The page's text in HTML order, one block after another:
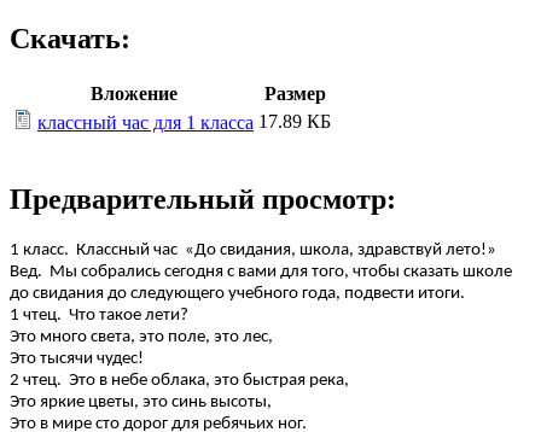
Скачать:
Вложение
Размер
классный час для 1 класса 17.89 КБ
Предварительный просмотр:
1 класс. Классный час «До свидания, школа, здравствуй лето!»
Вед. Мы собрались сегодня с вами для того, чтобы сказать школе
до свидания до следующего учебного года, подвести итоги.
1 чтец. Что такое лети?
Это много света, это поле, это лес,
Это тысячи чудес!
2 чтец. Это в небе облака, это быстрая река,
Это яркие цветы, это синь высоты,
Это в мире сто дорог для ребячьих ног.